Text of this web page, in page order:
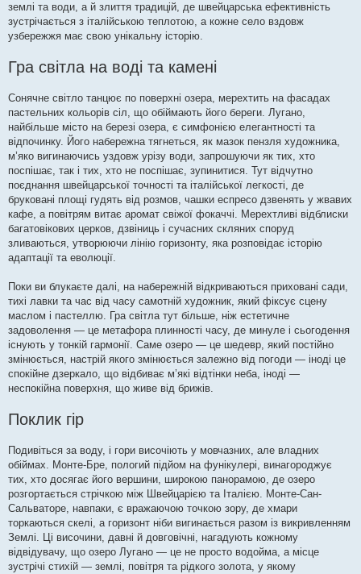
землі та води, а й злиття традицій, де швейцарська ефективність
зустрічається з італійською теплотою, а кожне село вздовж
узбережжя має свою унікальну історію.
Гра світла на воді та камені
Сонячне світло танцює по поверхні озера, мерехтить на фасадах
пастельних кольорів сіл, що обіймають його береги. Лугано,
найбільше місто на березі озера, є симфонією елегантності та
відпочинку. Його набережна тягнеться, як мазок пензля художника,
м’яко вигинаючись уздовж урізу води, запрошуючи як тих, хто
поспішає, так і тих, хто не поспішає, зупинитися. Тут відчутно
поєднання швейцарської точності та італійської легкості, де
бруковані площі гудять від розмов, чашки еспресо дзвенять у жвавих
кафе, а повітрям витає аромат свіжої фокаччі. Мерехтливі відблиски
багатовікових церков, дзвіниць і сучасних скляних споруд
зливаються, утворюючи лінію горизонту, яка розповідає історію
адаптації та еволюції.
Поки ви блукаєте далі, на набережній відкриваються приховані сади,
тихі лавки та час від часу самотній художник, який фіксує сцену
маслом і пастеллю. Гра світла тут більше, ніж естетичне
задоволення — це метафора плинності часу, де минуле і сьогодення
існують у тонкій гармонії. Саме озеро — це шедевр, який постійно
змінюється, настрій якого змінюється залежно від погоди — іноді це
спокійне дзеркало, що відбиває м’які відтінки неба, іноді —
неспокійна поверхня, що живе від брижів.
Поклик гір
Подивіться за воду, і гори височіють у мовчазних, але владних
обіймах. Монте-Бре, пологий підйом на фунікулері, винагороджує
тих, хто досягає його вершини, широкою панорамою, де озеро
розгортається стрічкою між Швейцарією та Італією. Монте-Сан-
Сальваторе, навпаки, є вражаючою точкою зору, де хмари
торкаються скелі, а горизонт ніби вигинається разом із викривленням
Землі. Ці височини, давні й довговічні, нагадують кожному
відвідувачу, що озеро Лугано — це не просто водойма, а місце
зустрічі стихій — землі, повітря та рідкого золота, у якому